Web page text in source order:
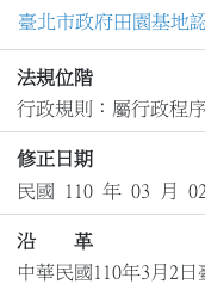
臺北市政府田園基地
法規位階
行政規則：屬行政程
修正日期
民國 110 年 03 月
沿 革
中華民國110年3月2